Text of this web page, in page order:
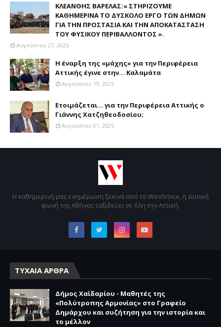
ΚΛΕΑΝΘΗΣ ΒΑΡΕΛΑΣ:« ΣΤΗΡΙΖΟΥΜΕ
ΚΑΘΗΜΕΡΙΝΑ ΤΟ ΔΥΣΚΟΛΟ ΕΡΓΟ ΤΩΝ ΔΗΜΩΝ
ΓΙΑ ΤΗΝ ΠΡΟΣΤΑΣΙΑ ΚΑΙ ΤΗΝ ΑΠΟΚΑΤΑΣΤΑΣΗ
ΤΟΥ ΦΥΣΙΚΟΥ ΠΕΡΙΒΑΛΛΟΝΤΟΣ ».
Αυγούστου 27, 2025
Η έναρξη της «μάχης» για την Περιφέρεια
Αττικής έγινε στην... Καλαμάτα
Αυγούστου 19, 2025
Ετοιμάζεται... για την Περιφέρεια Αττικής ο
Γιάννης Χατζηθεοδοσίου;
Αυγούστου 01, 2025
Η καθημερινή μας ενημέρωση ξεκινά από το WestVoice, η Δυτική
φωνή της Αθήνας ταξιδεύει σε όλη την Αττική.
ΤΥΧΑΙΑ ΑΡΘΡΑ
Δήμος Χαϊδαρίου - Μαθητές της
«Πολύτροπης Αρμονίας» στο Γραφείο
Δημάρχου και συζήτηση για την ιστορία και
το μέλλον